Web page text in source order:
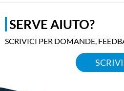
SERVE AIUTO?
SCRIVICI PER DOMANDE,
SCRIVI